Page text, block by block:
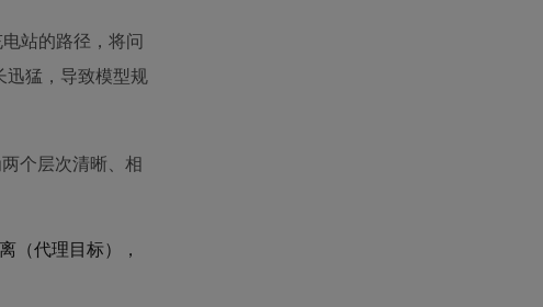
站的路径，将问
迅猛，导致模型规
个层次清晰、相
（代理目标），